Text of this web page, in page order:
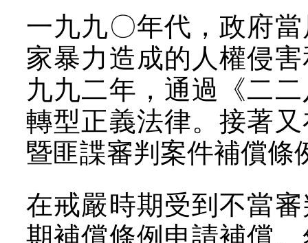
一九九〇年代，政府
家暴力造成的人權侵
九九二年，通過《二
轉型正義法律。接著
暨匪諜審判案件補償條
在戒嚴時期受到不當
期補償條例申請補償